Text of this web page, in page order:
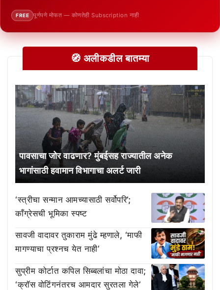
FREE पूर्णपणे मोफत — कोणतेही Subscription नाही
🧭 अलीकडील बातम्या
पावसाचा जोर वाढणार? मुंबईसह राज्यातील अनेक
भागांसाठी हवामान विभागाचा अलर्ट जारी
‘स्त्रीचा सन्मान आमच्यासाठी सर्वोपरि’;
काँग्रेसची भूमिका स्पष्ट
सावजी वादावर तुकाराम मुंढे म्हणाले, ‘माफी
मागण्याचा प्रश्नच येत नाही’
सुप्रीम कोर्टात कपिल सिब्बलांचा मोठा दावा;
‘क्रॉस वोटिंगनंतरच आमदार सुरतला गेले’